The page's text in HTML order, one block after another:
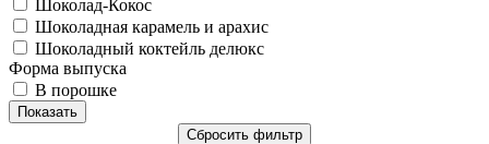
Шоколад-Кокос
Шоколадная карамель и арахис
Шоколадный коктейль делюкс
Форма выпуска
В порошке